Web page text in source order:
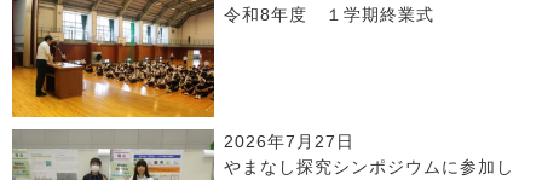
令和8年度 １学期終業式
2026年7月27日
やまなし探究シンポジウムに参加し